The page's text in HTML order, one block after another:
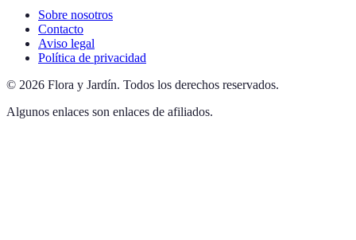
Sobre nosotros
Contacto
Aviso legal
Política de privacidad
© 2026 Flora y Jardín. Todos los derechos reservados.
Algunos enlaces son enlaces de afiliados.